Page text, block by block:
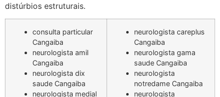
distúrbios estruturais.
consulta particular
Cangaiba
neurologista amil
Cangaiba
neurologista dix
saude Cangaiba
neurologista medial
neurologista careplus
Cangaiba
neurologista gama
saude Cangaiba
neurologista
notredame Cangaiba
neurologista